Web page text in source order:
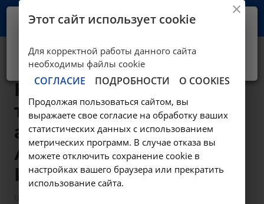
Термовоздействие:
Наружная RF-
терапия на
аппарате EVA -
А20.30.023-03 в
Иркутске
Ваш город -Иркутск?
Да, верно Нет, выбрать другой
Этот сайт использует cookie
Для корректной работы данного сайта
необходимы файлы cookie
СОГЛАСИЕ ПОДРОБНОСТИ О COOKIES
Продолжая пользоваться сайтом, вы
выражаете свое согласие на обработку ваших
статистических данных с использованием
метрических программ. В случае отказа вы
можете отключить сохранение cookie в
настройках вашего браузера или прекратить
использование сайта.